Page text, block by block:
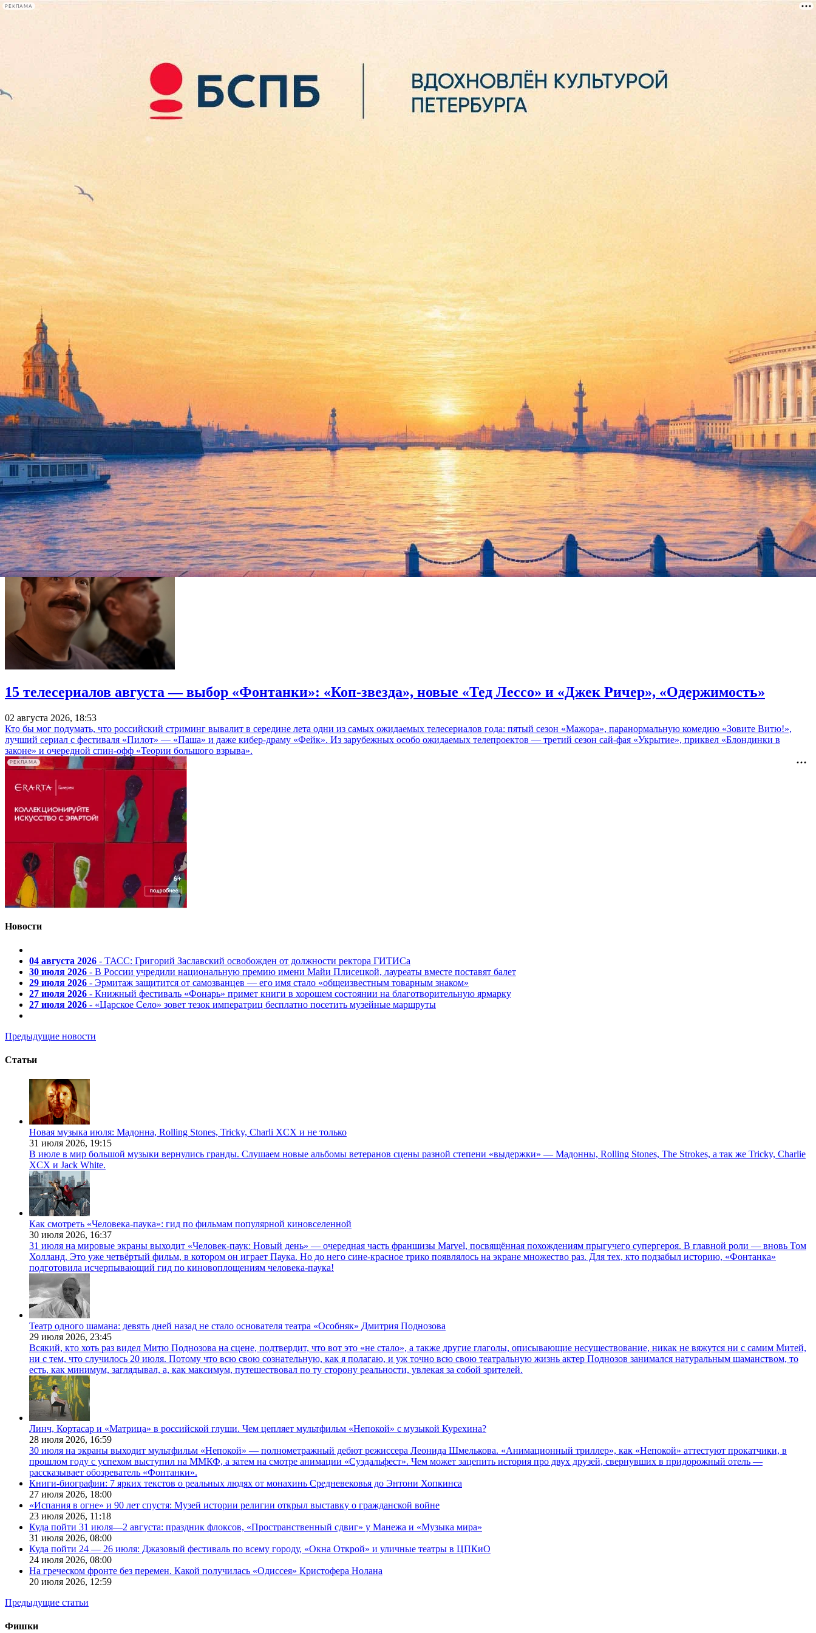
РЕКЛАМА
лекции
книги
Самый ожидаемый фильм проката может дождаться открытия кинозалов в Петербурге
12 августа 2020,
Новость, которая за это лето появлялась в СМИ уже несколько раз: фильм Кристофера Нолана «Довод», который, согласно рейтингам ожиданий картин, интересует зрителей больше остальных
предстоящих, опять поменял дату проката в России. Теперь его стоит ждать 3 сентября.
Ранее сообщалось, что международный прокат фильмастартует26 августа в 70 странах. А в США «Довод» хотели показать на неделю позже. Теперь и в Америке, и у нас его премьера
состоится в один день.
Впрочем, речь по-прежнему идет лишь о тех городах, где разрешена работа кинотеатров. Ранее стало известно, что руководство Петербурга и комитета по культуре в частностирассчитывает
открыть в первой декаде сентября театры и концертные залы — при соблюдении рекомендаций Роспотребнадзора. Если это станет возможным, резона сохранять закрытыми кинотеатры не
останется. И при таком раскладе «Довод» смогут посмотреть на больших экранах и петербуржцы.
«Фонтанка.ру»
15 телесериалов августа — выбор «Фонтанки»: «Коп-звезда», новые «Тед Лессо» и «Джек Ричер», «Одержимость»
02 августа 2026, 18:53
Кто бы мог подумать, что российский стриминг вывалит в середине лета одни из самых ожидаемых телесериалов года: пятый сезон «Мажора», паранормальную комедию «Зовите Витю!»,
лучший сериал с фестиваля «Пилот» — «Паша» и даже кибер-драму «Фейк». Из зарубежных особо ожидаемых телепроектов — третий сезон сай-фая «Укрытие», приквел «Блондинки в
законе» и очередной спин-офф «Теории большого взрыва».
РЕКЛАМА
Новости
04 августа 2026 - ТАСС: Григорий Заславский освобожден от должности ректора ГИТИСа
30 июля 2026 - В России учредили национальную премию имени Майи Плисецкой, лауреаты вместе поставят балет
29 июля 2026 - Эрмитаж защитится от самозванцев — его имя стало «общеизвестным товарным знаком»
27 июля 2026 - Книжный фестиваль «Фонарь» примет книги в хорошем состоянии на благотворительную ярмарку
27 июля 2026 - «Царское Село» зовет тезок императриц бесплатно посетить музейные маршруты
Предыдущие новости
Статьи
Новая музыка июля: Мадонна, Rolling Stones, Tricky, Charli XCX и не только
31 июля 2026, 19:15
В июле в мир большой музыки вернулись гранды. Слушаем новые альбомы ветеранов сцены разной степени «выдержки» — Мадонны, Rolling Stones, The Strokes, а так же Tricky, Charlie
XCX и Jack White.
Как смотреть «Человека-паука»: гид по фильмам популярной киновселенной
30 июля 2026, 16:37
31 июля на мировые экраны выходит «Человек-паук: Новый день» — очередная часть франшизы Marvel, посвящённая похождениям прыгучего супергероя. В главной роли — вновь Том
Холланд. Это уже четвёртый фильм, в котором он играет Паука. Но до него сине-красное трико появлялось на экране множество раз. Для тех, кто подзабыл историю, «Фонтанка»
подготовила исчерпывающий гид по киновоплощениям человека-паука!
Театр одного шамана: девять дней назад не стало основателя театра «Особняк» Дмитрия Поднозова
29 июля 2026, 23:45
Всякий, кто хоть раз видел Митю Поднозова на сцене, подтвердит, что вот это «не стало», а также другие глаголы, описывающие несуществование, никак не вяжутся ни с самим Митей,
ни с тем, что случилось 20 июля. Потому что всю свою сознательную, как я полагаю, и уж точно всю свою театральную жизнь актер Поднозов занимался натуральным шаманством, то
есть, как минимум, заглядывал, а, как максимум, путешествовал по ту сторону реальности, увлекая за собой зрителей.
Линч, Кортасар и «Матрица» в российской глуши. Чем цепляет мультфильм «Непокой» с музыкой Курехина?
28 июля 2026, 16:59
30 июля на экраны выходит мультфильм «Непокой» — полнометражный дебют режиссера Леонида Шмелькова. «Анимационный триллер», как «Непокой» аттестуют прокатчики, в
прошлом году с успехом выступил на ММКФ, а затем на смотре анимации «Суздальфест». Чем может зацепить история про двух друзей, свернувших в придорожный отель —
рассказывает обозреватель «Фонтанки».
Книги-биографии: 7 ярких текстов о реальных людях от монахинь Средневековья до Энтони Хопкинса
27 июля 2026, 18:00
«Испания в огне» и 90 лет спустя: Музей истории религии открыл выставку о гражданской войне
23 июля 2026, 11:18
Куда пойти 31 июля—2 августа: праздник флоксов, «Пространственный сдвиг» у Манежа и «Музыка мира»
31 июля 2026, 08:00
Куда пойти 24 — 26 июля: Джазовый фестиваль по всему городу, «Окна Открой» и уличные театры в ЦПКиО
24 июля 2026, 08:00
На греческом фронте без перемен. Какой получилась «Одиссея» Кристофера Нолана
20 июля 2026, 12:59
Предыдущие статьи
Фишки